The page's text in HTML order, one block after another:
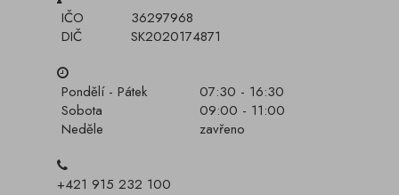
IČO
36297968
DIČ
SK2020174871
Pondělí - Pátek
07:30 - 16:30
Sobota
09:00 - 11:00
Neděle
zavřeno
+421 915 232 100